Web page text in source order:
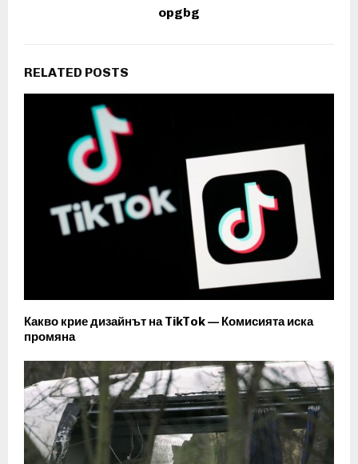
opgbg
RELATED POSTS
Какво крие дизайнът на TikTok — Комисията иска
промяна